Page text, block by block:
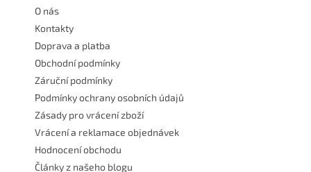
O nás
Kontakty
Doprava a platba
Obchodní podmínky
Záruční podmínky
Podmínky ochrany osobních údajů
Zásady pro vrácení zboží
Vrácení a reklamace objednávek
Hodnocení obchodu
Články z našeho blogu